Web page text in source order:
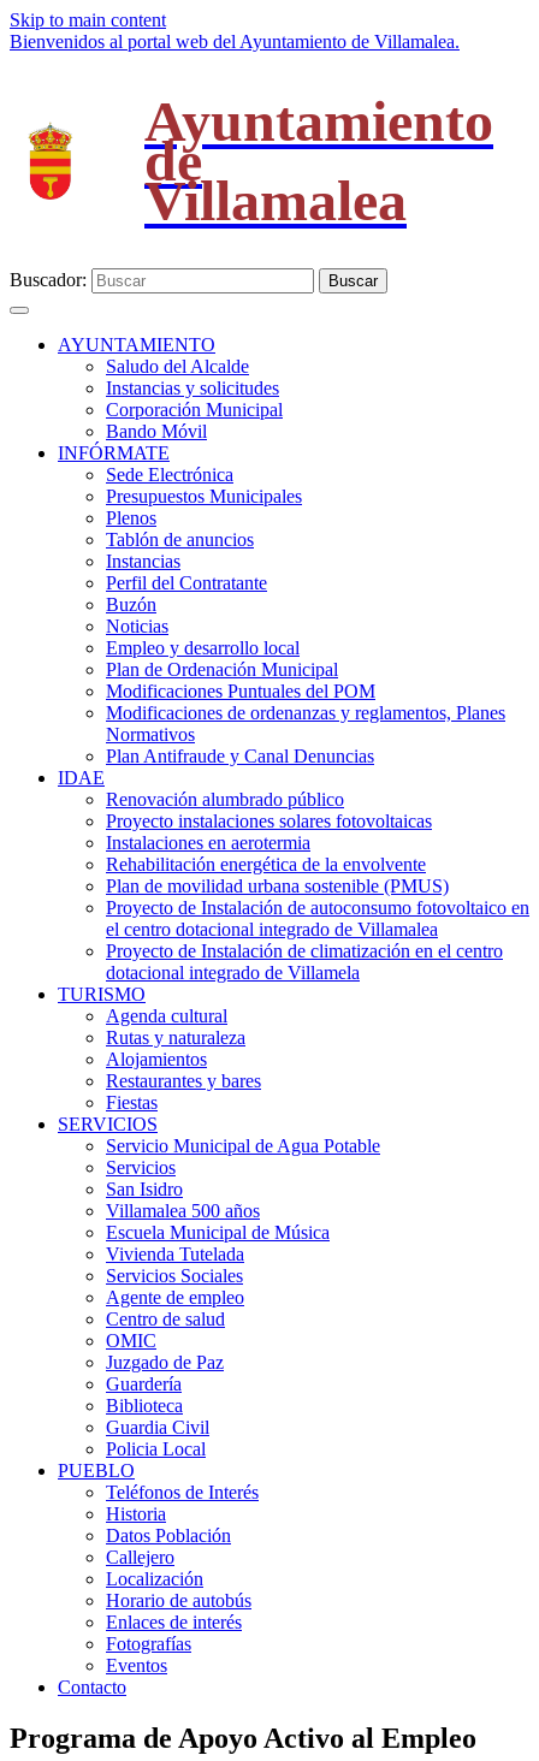
Skip to main content
Bienvenidos al portal web del Ayuntamiento de Villamalea.
Ayuntamiento
de
Villamalea
Buscador: Buscar
AYUNTAMIENTO
Saludo del Alcalde
Instancias y solicitudes
Corporación Municipal
Bando Móvil
INFÓRMATE
Sede Electrónica
Presupuestos Municipales
Plenos
Tablón de anuncios
Instancias
Perfil del Contratante
Buzón
Noticias
Empleo y desarrollo local
Plan de Ordenación Municipal
Modificaciones Puntuales del POM
Modificaciones de ordenanzas y reglamentos, Planes
Normativos
Plan Antifraude y Canal Denuncias
IDAE
Renovación alumbrado público
Proyecto instalaciones solares fotovoltaicas
Instalaciones en aerotermia
Rehabilitación energética de la envolvente
Plan de movilidad urbana sostenible (PMUS)
Proyecto de Instalación de autoconsumo fotovoltaico en
el centro dotacional integrado de Villamalea
Proyecto de Instalación de climatización en el centro
dotacional integrado de Villamela
TURISMO
Agenda cultural
Rutas y naturaleza
Alojamientos
Restaurantes y bares
Fiestas
SERVICIOS
Servicio Municipal de Agua Potable
Servicios
San Isidro
Villamalea 500 años
Escuela Municipal de Música
Vivienda Tutelada
Servicios Sociales
Agente de empleo
Centro de salud
OMIC
Juzgado de Paz
Guardería
Biblioteca
Guardia Civil
Policia Local
PUEBLO
Teléfonos de Interés
Historia
Datos Población
Callejero
Localización
Horario de autobús
Enlaces de interés
Fotografías
Eventos
Contacto
Programa de Apoyo Activo al Empleo